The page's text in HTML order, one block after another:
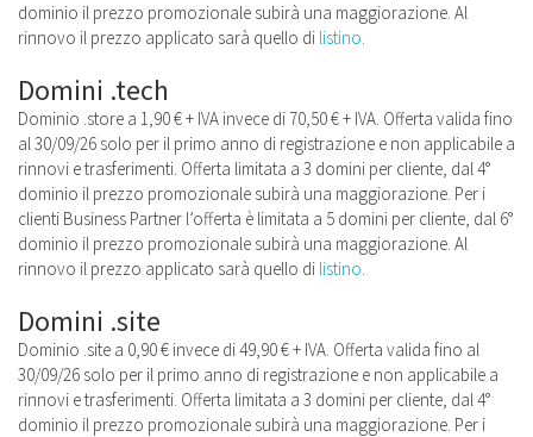
dominio il prezzo promozionale subirà una maggiorazione. Al
rinnovo il prezzo applicato sarà quello di listino.
Domini .tech
Dominio .store a 1,90 € + IVA invece di 70,50 € + IVA. Offerta valida fino
al 30/09/26 solo per il primo anno di registrazione e non applicabile a
rinnovi e trasferimenti. Offerta limitata a 3 domini per cliente, dal 4°
dominio il prezzo promozionale subirà una maggiorazione. Per i
clienti Business Partner l’offerta è limitata a 5 domini per cliente, dal 6°
dominio il prezzo promozionale subirà una maggiorazione. Al
rinnovo il prezzo applicato sarà quello di listino.
Domini .site
Dominio .site a 0,90 € invece di 49,90 € + IVA. Offerta valida fino al
30/09/26 solo per il primo anno di registrazione e non applicabile a
rinnovi e trasferimenti. Offerta limitata a 3 domini per cliente, dal 4°
dominio il prezzo promozionale subirà una maggiorazione. Per i